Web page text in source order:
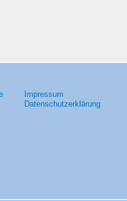
Impressum
Datenschutzerklärung